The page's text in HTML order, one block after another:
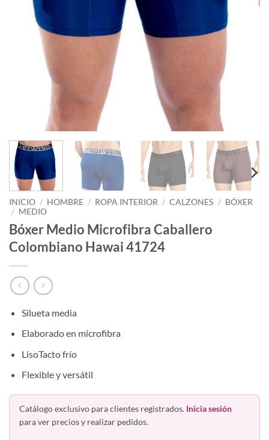
INICIO / HOMBRE / ROPA INTERIOR / CALZONES / BÓXER
/ MEDIO
Bóxer Medio Microfibra Caballero
Colombiano Hawai 41724
Silueta media
Elaborado en microfibra
LisoTacto frío
Flexible y versátil
Catálogo exclusivo para clientes registrados. Inicia sesión
para ver precios y realizar pedidos.